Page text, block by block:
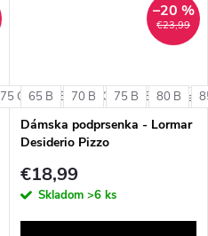
75 C 80 B 80 C 85 B +
€23,99
–20 %
65 B 70 B 75 B 80 B
Dámska podprsenka - Lormar
Desiderio Pizzo
€18,99
Skladom >6 ks